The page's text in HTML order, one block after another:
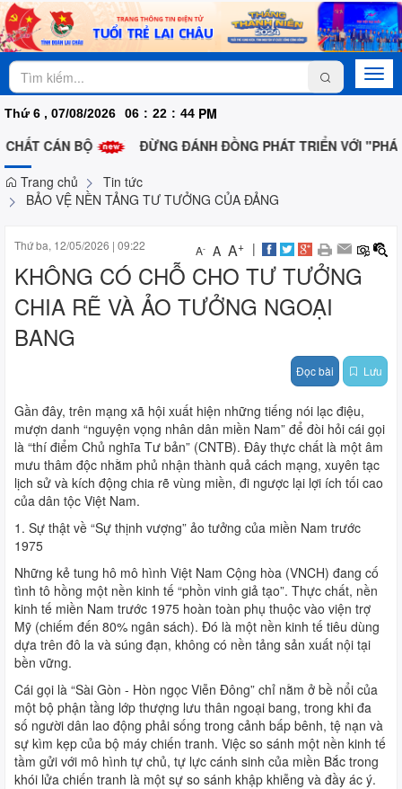
Thứ 6 , 07/08/2026 06 : 22 : 44 PM
CÁN BỘ
ĐỪNG ĐÁNH ĐỒNG PHÁT TRIỂN VỚI "PHÁ
Trang chủ
Tin tức
BẢO VỆ NỀN TẢNG TƯ TƯỞNG CỦA ĐẢNG
Thứ ba, 12/05/2026 | 09:22 A- A A+ |
KHÔNG CÓ CHỖ CHO TƯ TƯỞNG
CHIA RẼ VÀ ẢO TƯỞNG NGOẠI
BANG
Đọc bài Lưu
Gần đây, trên mạng xã hội xuất hiện những tiếng nói lạc điệu,
mượn danh “nguyện vọng nhân dân miền Nam” để đòi hỏi cái gọi
là “thí điểm Chủ nghĩa Tư bản” (CNTB). Đây thực chất là một âm
mưu thâm độc nhằm phủ nhận thành quả cách mạng, xuyên tạc
lịch sử và kích động chia rẽ vùng miền, đi ngược lại lợi ích tối cao
của dân tộc Việt Nam.
1. Sự thật về “Sự thịnh vượng” ảo tưởng của miền Nam trước
1975
Những kẻ tung hô mô hình Việt Nam Cộng hòa (VNCH) đang cố
tình tô hồng một nền kinh tế “phồn vinh giả tạo”. Thực chất, nền
kinh tế miền Nam trước 1975 hoàn toàn phụ thuộc vào viện trợ
Mỹ (chiếm đến 80% ngân sách). Đó là một nền kinh tế tiêu dùng
dựa trên đô la và súng đạn, không có nền tảng sản xuất nội tại
bền vững.
Cái gọi là “Sài Gòn - Hòn ngọc Viễn Đông” chỉ nằm ở bề nổi của
một bộ phận tầng lớp thượng lưu thân ngoại bang, trong khi đa
số người dân lao động phải sống trong cảnh bấp bênh, tệ nạn và
sự kìm kẹp của bộ máy chiến tranh. Việc so sánh một nền kinh tế
tầm gửi với mô hình tự chủ, tự lực cánh sinh của miền Bắc trong
khói lửa chiến tranh là một sự so sánh khập khiễng và đầy ác ý.